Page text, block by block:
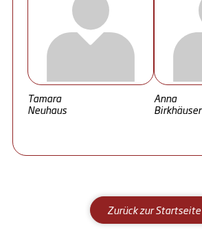
Tamara
Neuhaus
Anna
Birkhäuser
Zurück zur Startseite